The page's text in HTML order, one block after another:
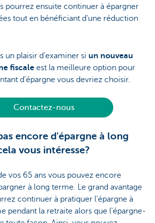
pourrez ensuite continuer à épargner
tout en bénéficiant d'une réduction
un plaisir d'examiner si un nouveau
fiscale est la meilleure option pour
d'épargne vous devriez choisir.
Contactez-nous
encore d'épargne à long
vous intéresse?
vos 65 ans vous pouvez encore
à long terme. Le grand avantage
continuer à pratiquer l’épargne à
pendant la retraite alors que l'épargne-